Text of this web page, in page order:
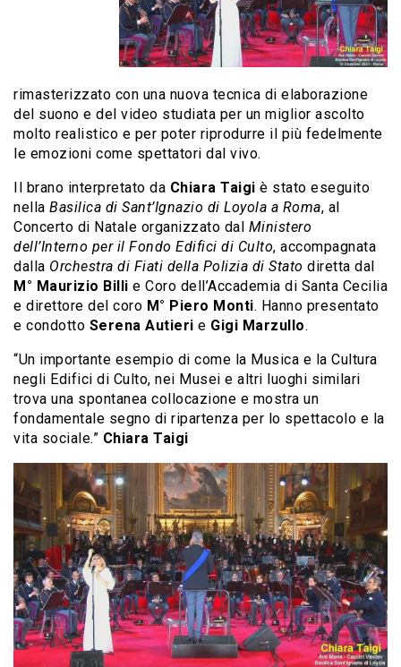
rimasterizzato con una nuova tecnica di elaborazione
del suono e del video studiata per un miglior ascolto
molto realistico e per poter riprodurre il più fedelmente
le emozioni come spettatori dal vivo.
Il brano interpretato da Chiara Taigi è stato eseguito
nella Basilica di Sant’Ignazio di Loyola a Roma, al
Concerto di Natale organizzato dal Ministero
dell’Interno per il Fondo Edifici di Culto, accompagnata
dalla Orchestra di Fiati della Polizia di Stato diretta dal
M° Maurizio Billi e Coro dell’Accademia di Santa Cecilia
e direttore del coro M° Piero Monti. Hanno presentato
e condotto Serena Autieri e Gigi Marzullo.
“Un importante esempio di come la Musica e la Cultura
negli Edifici di Culto, nei Musei e altri luoghi similari
trova una spontanea collocazione e mostra un
fondamentale segno di ripartenza per lo spettacolo e la
vita sociale.” Chiara Taigi